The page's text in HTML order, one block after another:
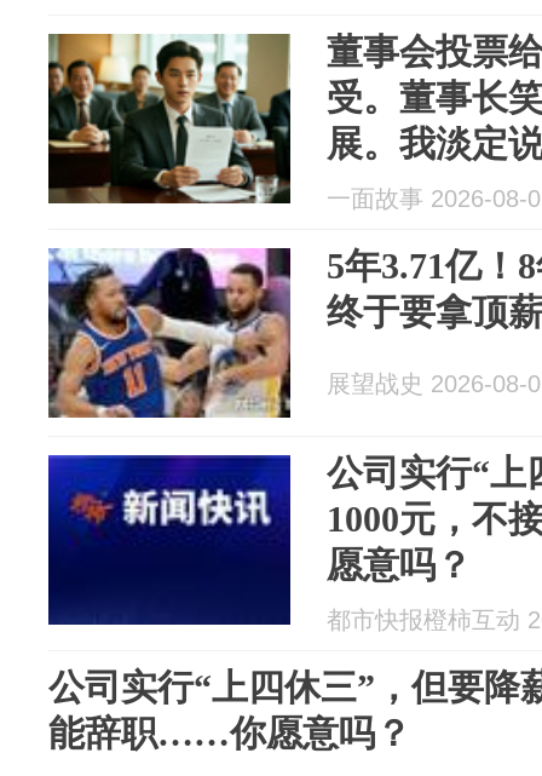
董事会投票
受。董事长
展。我淡定
名义签了
一面故事 2026-08-
5年3.71亿！
终于要拿顶
展望战史 2026-08-
公司实行“上
1000元，不
愿意吗？
都市快报橙柿互动
公司实行“上四休三”，但要降
能辞职……你愿意吗？